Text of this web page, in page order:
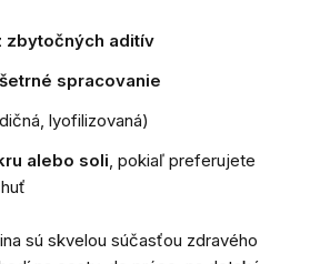
zbytočných aditív
spracovanie
lyofilizovaná)
alebo soli , pokiaľ preferujete
sú skvelou súčasťou zdravého